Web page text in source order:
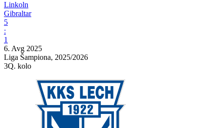
Linkoln
Gibraltar
5
:
1
6. Avg 2025
Liga Šampiona, 2025/2026
3Q. kolo